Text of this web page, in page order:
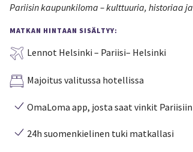
Pariisin kaupunkiloma – kulttuuria, historiaa
MATKAN HINTAAN SISÄLTYY:
Lennot Helsinki – Pariisi– Helsinki
Majoitus valitussa hotellissa
OmaLoma app, josta saat vinkit Pariisiin
24h suomenkielinen tuki matkallasi